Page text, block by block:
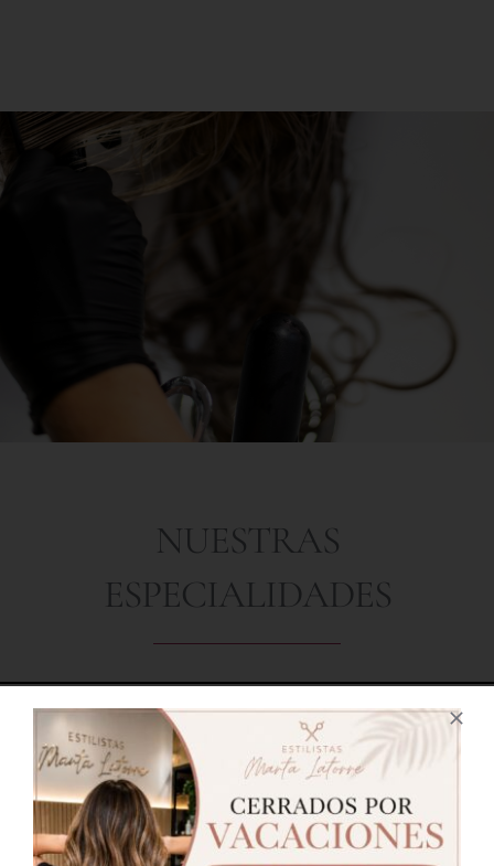
NUESTRAS
ESPECIALIDADES
En Estilistas Marta Latorre, contamos con un
equipo de profesionales especializados en
ofrecerte los mejores servicios para realzar tu
belleza y estilo. Nuestras principales
especialidades son: